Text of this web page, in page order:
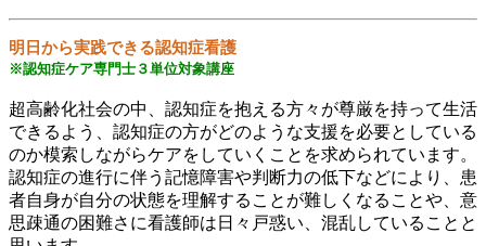
明日から実践できる認知症看護
※認知症ケア専門士３単位対象講座
超高齢化社会の中、認知症を抱える方々が尊厳を持って生活
できるよう、認知症の方がどのような支援を必要としている
のか模索しながらケアをしていくことを求められています。
認知症の進行に伴う記憶障害や判断力の低下などにより、患
者自身が自分の状態を理解することが難しくなることや、意
思疎通の困難さに看護師は日々戸惑い、混乱していることと